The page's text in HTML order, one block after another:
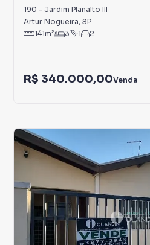
190 - Jardim Planalto III
Artur Nogueira, SP
141m² 3 1 2
R$ 340.000,00Venda